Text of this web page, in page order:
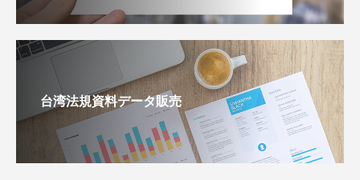
台湾法規資料データ販売